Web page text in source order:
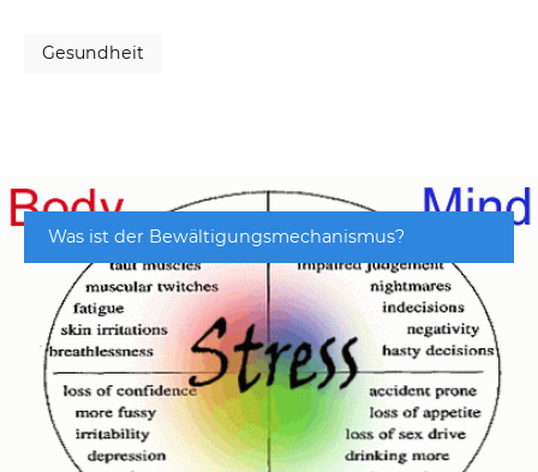
Gesundheit
Was ist der Bewältigungsmechanismus?